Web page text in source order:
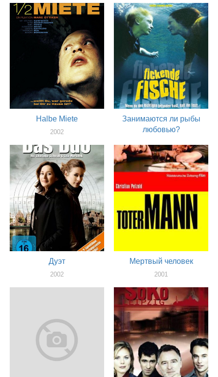
Halbe Miete
2002
Занимаются ли рыбы
любовью?
актер
Дуэт
2002
Мертвый человек
2001